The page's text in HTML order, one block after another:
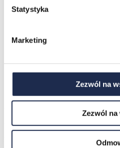
Statystyka
Marketing
Zezwól na
Zezwól na
OPERATOR SYSTEMS A/S
Vandtårnsvej 62A, 1B